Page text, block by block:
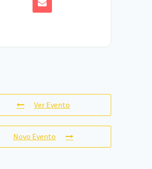
Ver Evento
Novo Evento